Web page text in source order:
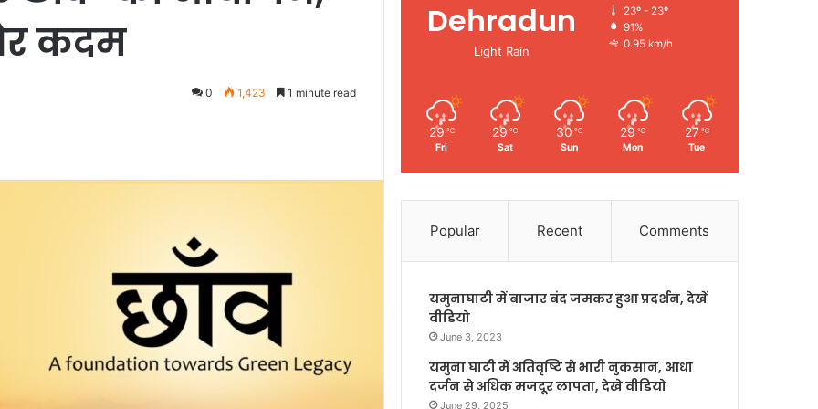
कदम
0 1,423 1 minute read
Dehradun
Light Rain
23º - 23º
91%
0.95 km/h
29 ℃
Fri
29 ℃
Sat
30 ℃
Sun
29 ℃
Mon
27 ℃
Tue
Popular Recent Comments
यमुनाघाटी में बाजार बंद जमकर हुआ प्रदर्शन, देखें
वीडियो
June 3, 2023
यमुना घाटी में अतिवृष्टि से भारी नुकसान, आधा
दर्जन से अधिक मजदूर लापता, देखे वीडियो
June 29, 2025